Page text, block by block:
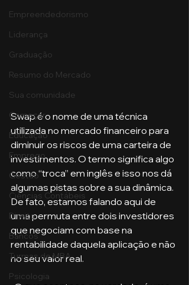
Empreendedorismo
Liderança
Graduação
Resumo do Mercado
Sua comunidade
Começar
Educação
Emprego
Gestão
Ciências Contábeis
Direito
Bancos
Turmas de MBA
Psicologia
Swap é o nome de uma técnica
utilizada no mercado financeiro para
diminuir os riscos de uma carteira de
investimentos. O termo significa algo
como “troca” em inglês e isso nos dá
algumas pistas sobre a sua dinâmica.
De fato, estamos falando aqui de
uma permuta entre dois investidores
que negociam com base na
rentabilidade daquela aplicação e não
no seu valor real.